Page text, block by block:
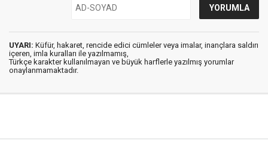
UYARI: Küfür, hakaret, rencide edici cümleler veya imalar, inançlara saldırı
içeren, imla kuralları ile yazılmamış,
Türkçe karakter kullanılmayan ve büyük harflerle yazılmış yorumlar
onaylanmamaktadır.